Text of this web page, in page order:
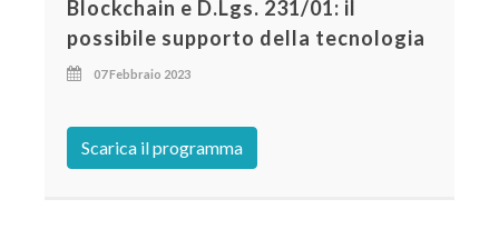
Blockchain e D.Lgs. 231/01: il
possibile supporto della tecnologia
07 Febbraio 2023
Scarica il programma